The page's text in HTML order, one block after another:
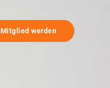
Mitglied werden